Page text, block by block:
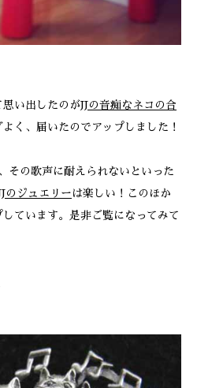
思い出したのがJJの音痴なネコの合
く、届いたのでアップしました！
その歌声に耐えられないといった
のジュエリー は楽しい！このほか
ています。是非ご覧になってみて